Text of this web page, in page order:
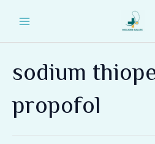
sodium
propofol